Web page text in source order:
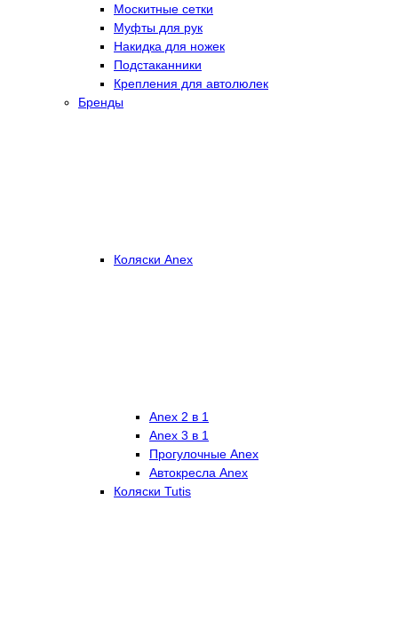
Москитные сетки
Муфты для рук
Накидка для ножек
Подстаканники
Крепления для автолюлек
Бренды
Коляски Anex
Anex 2 в 1
Anex 3 в 1
Прогулочные Anex
Автокресла Anex
Коляски Tutis